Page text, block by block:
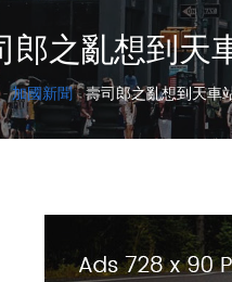
郎之亂想到天
-加國新聞-壽司郎之亂想到天車